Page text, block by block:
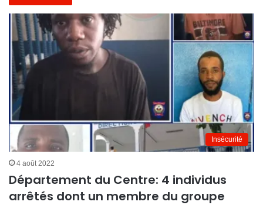
Insécurité
4 août 2022
Département du Centre: 4 individus
arrêtés dont un membre du groupe